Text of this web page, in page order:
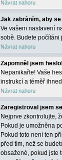
Návrat nahoru
Jak zabráním, aby
Ve vašem nastavení
sobě. Budete počítáni
Návrat nahoru
Zapomněl jsem heslo!
Nepanikařte! Vaše
instrukcí a téměř
Návrat nahoru
Zaregistroval jsem
Nejprve zkontrolujte,
Pokud je umožněna
Pokud toto není ten
před tím, než se
obsažené, pokud jste